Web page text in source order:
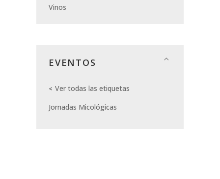
Vinos
EVENTOS
Ver todas las etiquetas
Jornadas Micológicas